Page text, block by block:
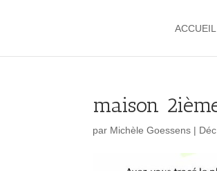
ACCUEIL
maison
par Michèle Goessens |